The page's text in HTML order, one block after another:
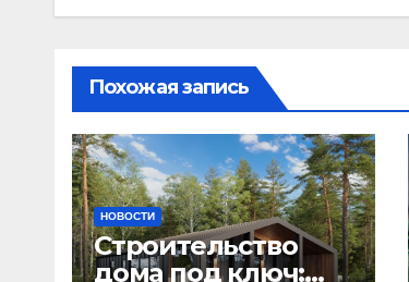
Похожая запись
НОВОСТИ
Строительство
дома под ключ: